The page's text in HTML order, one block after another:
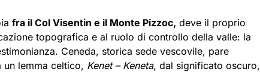
fra il Col Visentin e il Monte Pizzoc, deve il proprio
topografica e al ruolo di controllo della valle: la
Ceneda, storica sede vescovile, pare
lemma celtico, Kenet – Keneta, dal significato oscuro,